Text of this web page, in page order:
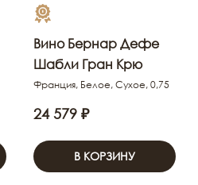
Вино Бернар Дефе
Шабли Гран Крю
Франция, Белое, Сухое, 0,75
24 579 ₽
В КОРЗИНУ